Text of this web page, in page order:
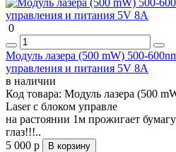
0
Модуль лазера (500 mW) 500-
управления и питания 5V 8A
в наличии
Код товара: Модуль лазера (500
Laser c блоком управле
на растоянии 1м прожигает
глаз!!!..
5 000 р
В корзину